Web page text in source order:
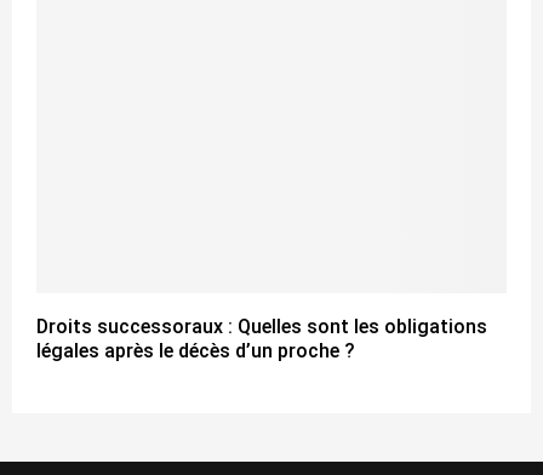
Droits successoraux : Quelles sont les obligations
légales après le décès d’un proche ?